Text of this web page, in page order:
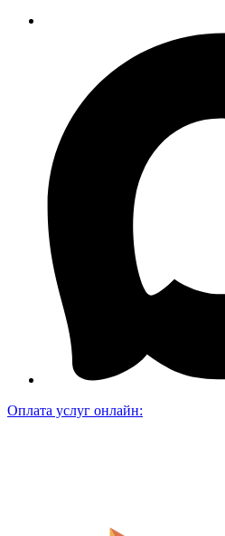
Оплата услуг онлайн: